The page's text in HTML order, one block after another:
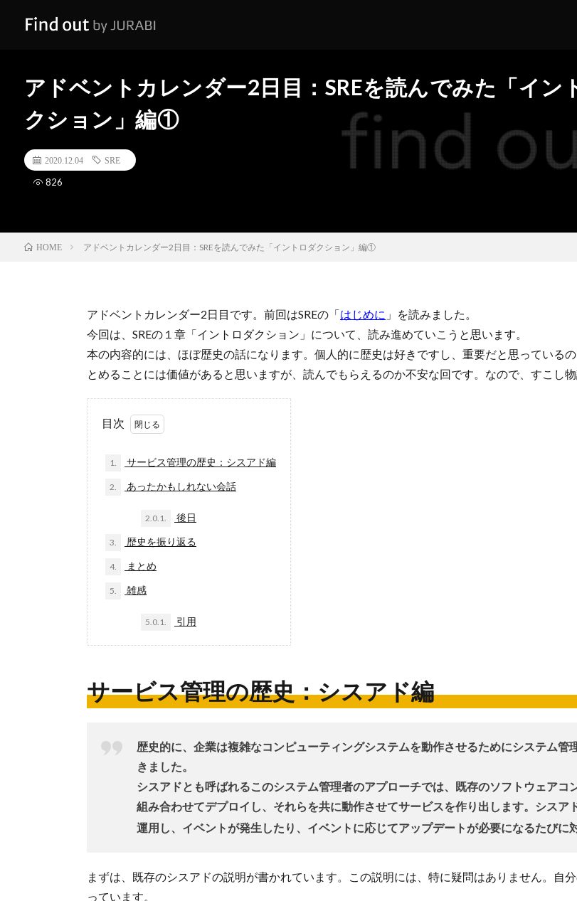
アドベントカレンダー2日目：SREを読んでみた「イン
クション」編①
2020.12.04 SRE
826
HOME アドベントカレンダー2日目：SREを読んでみた「イントロダクション」編①
アドベントカレンダー2日目です。前回はSREの「はじめに 」を読みました。
今回は、SREの１章「イントロダクション」について、読み進めていこうと思います。
本の内容的には、ほぼ歴史の話になります。個人的に歴史は好きですし、重要だと思っている
とめることには価値があると思いますが、読んでもらえるのか不安な回です。なので、すこし物
目次
1. サービス管理の歴史：シスアド編
2. あったかもしれない会話
2.0.1. 後日
3. 歴史を振り返る
4. まとめ
5. 雑感
5.0.1. 引用
サービス管理の歴史：シスアド編
歴史的に、企業は複雑なコンピューティングシステムを動作させるためにシステム管
きました。
シスアドとも呼ばれるこのシステム管理者のアプローチでは、既存のソフトウェアコ
組み合わせてデプロイし、それらを共に動作させてサービスを作り出します。シスア
運用し、イベントが発生したり、イベントに応じてアップデートが必要になるたびに
まずは、既存のシスアドの説明が書かれています。この説明には、特に疑問はありません。自
っています。